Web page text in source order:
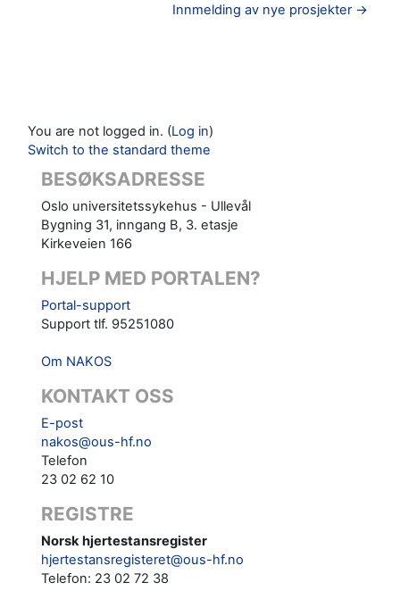
Innmelding av nye prosjekter →
You are not logged in. (Log in)
Switch to the standard theme
BESØKSADRESSE
Oslo universitetssykehus - Ullevål
Bygning 31, inngang B, 3. etasje
Kirkeveien 166
HJELP MED PORTALEN?
Portal-support
Support tlf. 95251080
Om NAKOS
KONTAKT OSS
E-post
nakos@ous-hf.no
Telefon
23 02 62 10
REGISTRE
Norsk hjertestansregister
hjertestansregisteret@ous-hf.no
Telefon: 23 02 72 38